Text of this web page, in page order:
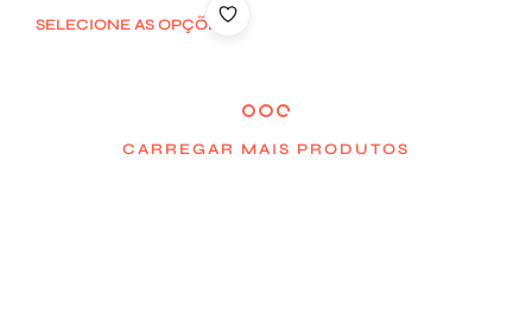
SELECIONE AS OPÇÕES
CARREGAR MAIS PRODUTOS